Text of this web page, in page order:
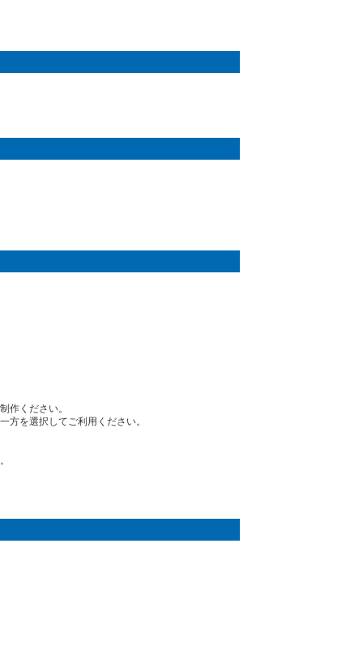
作ください。
を選択してご利用ください。